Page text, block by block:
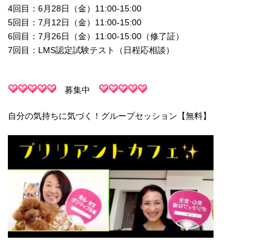
4回目：6月28日（金）11:00-15:00
5回目：7月12日（金）11:00-15:00
6回目：7月26日（金）11:00-15:00（修了証）
7回目：LMS認定試験テスト（日程応相談）
募集中
自分の気持ちに気づく！グループセッション【無料】